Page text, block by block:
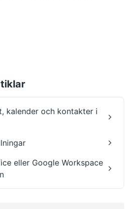
kalender och kontakter i
eller Google Workspace